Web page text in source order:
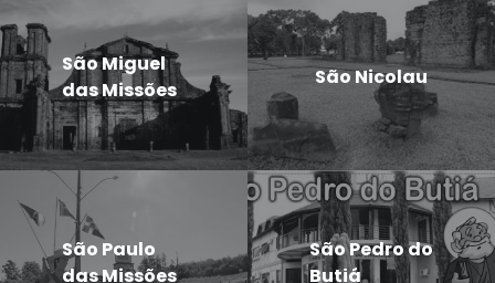
São Miguel
das Missões
São Nicolau
São Paulo
das Missões
São Pedro do
Butiá